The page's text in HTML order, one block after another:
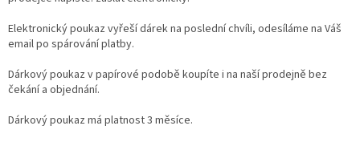
Elektronický poukaz vyřeší dárek na poslední chvíli, odesíláme na Váš
email po spárování platby.
Dárkový poukaz v papírové podobě koupíte i na naší prodejně bez
čekání a objednání.
Dárkový poukaz má platnost 3 měsíce.